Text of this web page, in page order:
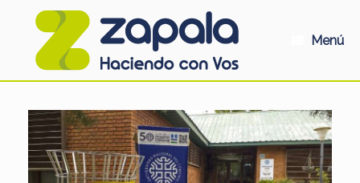
Menú